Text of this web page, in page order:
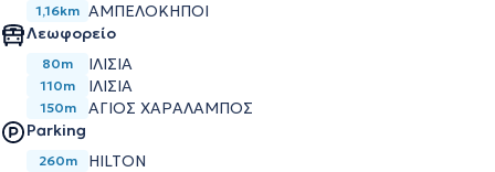
1,16km ΑΜΠΕΛΟΚΗΠΟΙ
Λεωφορείο
80m ΙΛΙΣΙΑ
110m IΛΙΣΙΑ
150m
ΑΓΙΟΣ ΧΑΡΑΛΑΜΠΟΣ
Parking
260m HILTON